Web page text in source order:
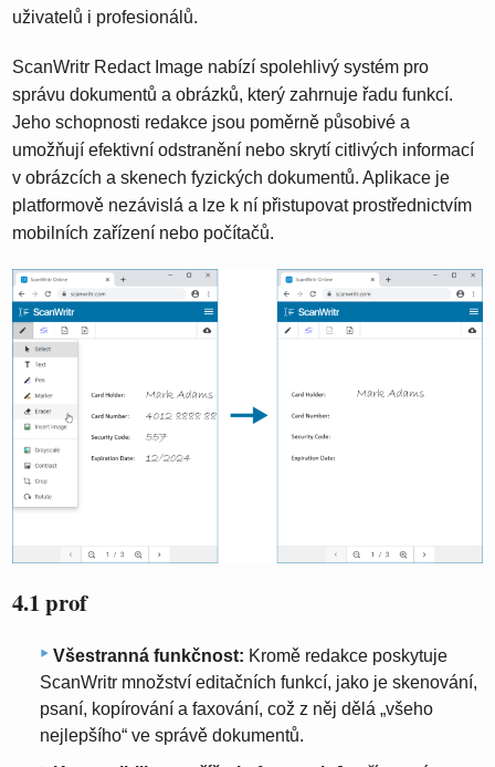
uživatelů i profesionálů.
ScanWritr Redact Image nabízí spolehlivý systém pro
správu dokumentů a obrázků, který zahrnuje řadu funkcí.
Jeho schopnosti redakce jsou poměrně působivé a
umožňují efektivní odstranění nebo skrytí citlivých informací
v obrázcích a skenech fyzických dokumentů. Aplikace je
platformově nezávislá a lze k ní přistupovat prostřednictvím
mobilních zařízení nebo počítačů.
4.1 prof
Všestranná funkčnost: Kromě redakce poskytuje
ScanWritr množství editačních funkcí, jako je skenování,
psaní, kopírování a faxování, což z něj dělá „všeho
nejlepšího“ ve správě dokumentů.